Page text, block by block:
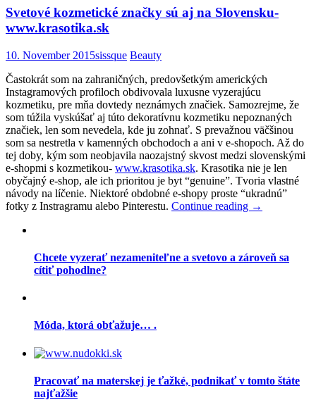
Svetové kozmetické značky sú aj na Slovensku-
www.krasotika.sk
10. November 2015sissque Beauty
Častokrát som na zahraničných, predovšetkým amerických
Instagramových profiloch obdivovala luxusne vyzerajúcu
kozmetiku, pre mňa dovtedy neznámych značiek. Samozrejme, že
som túžila vyskúšať aj túto dekoratívnu kozmetiku nepoznaných
značiek, len som nevedela, kde ju zohnať. S prevažnou väčšinou
som sa nestretla v kamenných obchodoch a ani v e-shopoch. Až do
tej doby, kým som neobjavila naozajstný skvost medzi slovenskými
e-shopmi s kozmetikou- www.krasotika.sk. Krasotika nie je len
obyčajný e-shop, ale ich prioritou je byt “genuine”. Tvoria vlastné
návody na líčenie. Niektoré obdobné e-shopy proste “ukradnú”
fotky z Instragramu alebo Pinterestu. Continue reading →
Chcete vyzerať nezameniteľne a svetovo a zároveň sa
cítiť pohodlne?
Móda, ktorá obťažuje… .
Pracovať na materskej je ťažké, podnikať v tomto štáte
najťažšie